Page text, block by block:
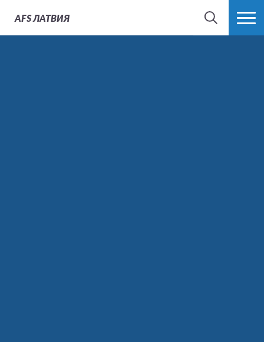
AFSЛАТВИЯ
ПОИСК БОЛЬШЕ